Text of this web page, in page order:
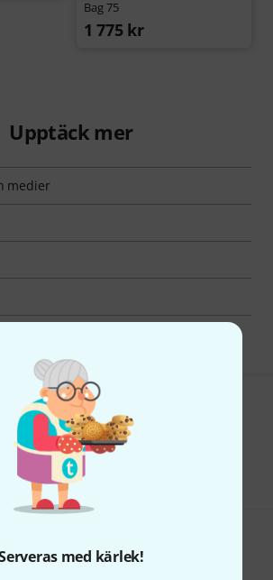
med kärlek!
Bag 75
1 775 kr
Upptäck mer
medier
du vad du ser?
Hjälp & Feedback